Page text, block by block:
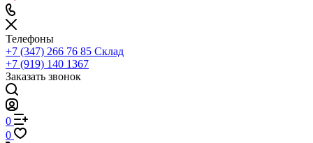
Телефоны
+7 (347) 266 76 85 Склад
+7 (919) 140 1367
Заказать звонок
0
0